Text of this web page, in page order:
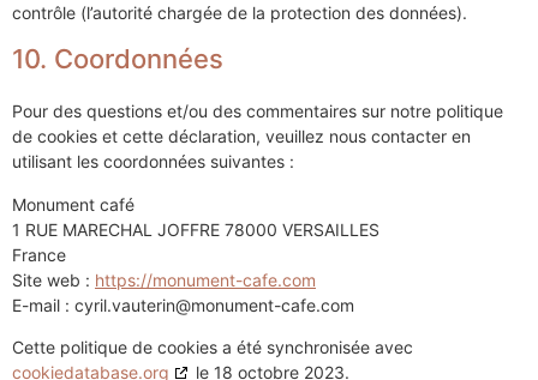
contrôle (l’autorité chargée de la protection des données).
10. Coordonnées
Pour des questions et/ou des commentaires sur notre politique
de cookies et cette déclaration, veuillez nous contacter en
utilisant les coordonnées suivantes :
Monument café
1 RUE MARECHAL JOFFRE 78000 VERSAILLES
France
Site web : https://monument-cafe.com
E-mail : cyril.vauterin@monument-cafe.com
Cette politique de cookies a été synchronisée avec
cookiedatabase.org
le 18 octobre 2023.